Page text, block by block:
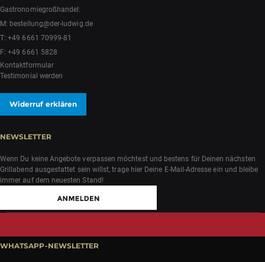
Gastronomiegroßhandel:
M: bestellung@der-ludwig.de
T:+49 6661 70999-81
F: +49 6661 5828
Kontaktformular
Testimonial werden
Widerruf erklären
NEWSLETTER
Wenn Du keine Angebote verpassen möchtest und bestens für Deinen nächsten
Grillabend ausgestattet sein willst, trage hier Deine E-Mail-Adresse ein und bleibe
immer auf dem neuesten Stand!
WHATSAPP-NEWSLETTER